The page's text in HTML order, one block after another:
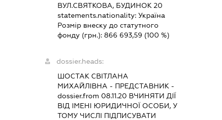
ВУЛ.СВЯТКОВА, БУДИНОК 20
statements.nationality: Україна
Розмір внеску до статутного
фонду (грн.): 866 693,59 (100 %)
dossier.heads:
ШОСТАК СВІТЛАНА
МИХАЙЛІВНА - ПРЕДСТАВНИК -
dossier.from 08.11.20 ВЧИНЯТИ ДІЇ
ВІД ІМЕНІ ЮРИДИЧНОЇ ОСОБИ, У
ТОМУ ЧИСЛІ ПІДПИСУВАТИ